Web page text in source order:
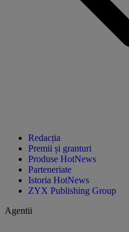
Redacția
Premii și granturi
Produse HotNews
Parteneriate
Istoria HotNews
ZYX Publishing Group
Agentii